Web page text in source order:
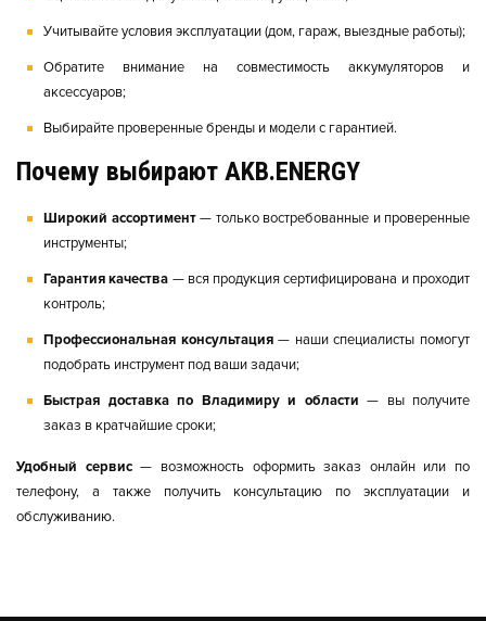
Учитывайте условия эксплуатации (дом, гараж, выездные работы);
Обратите внимание на совместимость аккумуляторов и
аксессуаров;
Выбирайте проверенные бренды и модели с гарантией.
Почему выбирают AKB.ENERGY
Широкий ассортимент— только востребованные и проверенные
инструменты;
Гарантия качества — вся продукция сертифицирована и проходит
контроль;
Профессиональная консультация— наши специалисты помогут
подобрать инструмент под ваши задачи;
Быстрая доставка по Владимиру и области — вы получите
заказ в кратчайшие сроки;
Удобный сервис— возможность оформить заказ онлайн или по
телефону, а также получить консультацию по эксплуатации и
обслуживанию.